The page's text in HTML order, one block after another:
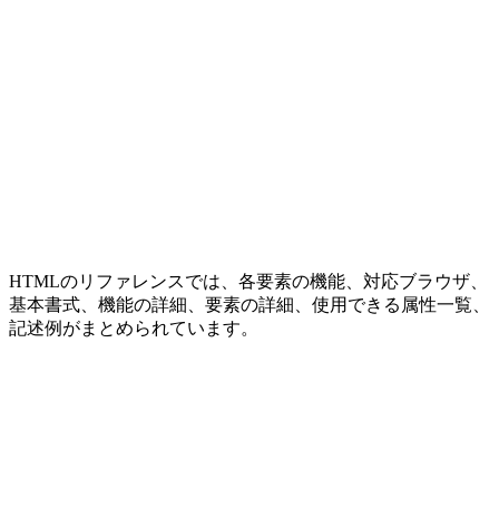
HTMLのリファレンスでは、各要素の機能、対応ブラウザ、
基本書式、機能の詳細、要素の詳細、使用できる属性一覧、
記述例がまとめられています。